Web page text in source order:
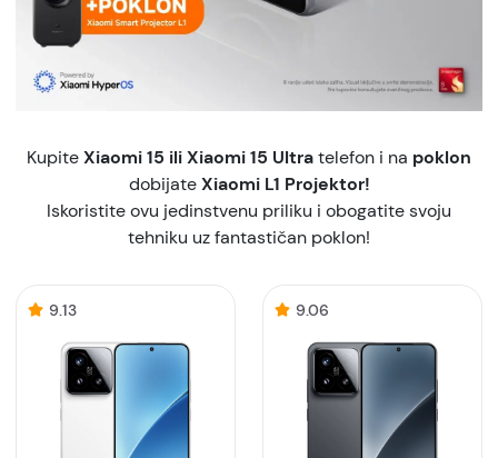
KupiteXiaomi 15 ili Xiaomi 15 Ultratelefon i na poklon
dobijateXiaomi L1 Projektor!
Iskoristite ovu jedinstvenu priliku i obogatite svoju
tehniku uz fantastičan poklon!
9.13 9.06